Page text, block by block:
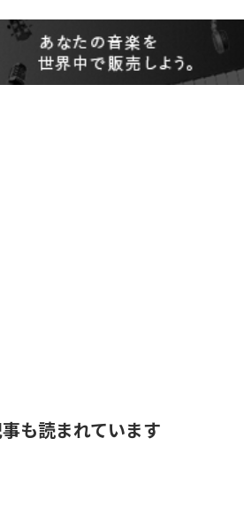
も読まれています